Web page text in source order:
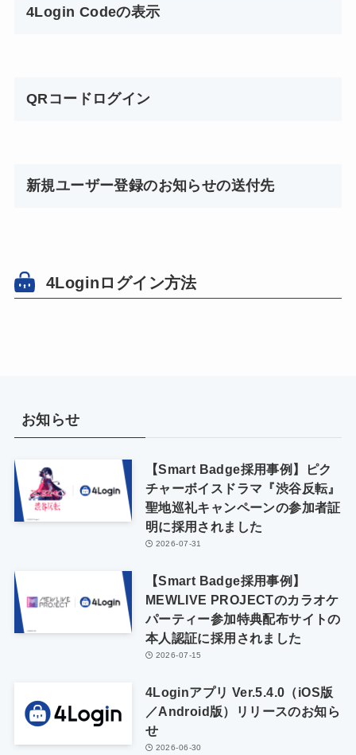
4Login Codeの表示
QRコードログイン
新規ユーザー登録のお知らせの送付先
4Loginログイン方法
お知らせ
【Smart Badge採用事例】ピク
チャーボイスドラマ『渋谷反転』
聖地巡礼キャンペーンの参加者証
明に採用されました
2026-07-31
【Smart Badge採用事例】
MEWLIVE PROJECTのカラオケ
パーティー参加特典配布サイトの
本人認証に採用されました
2026-07-15
4Loginアプリ Ver.5.4.0（iOS版
／Android版）リリースのお知ら
せ
2026-06-30